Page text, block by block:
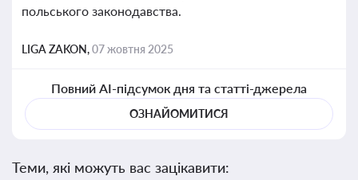
польського законодавства.
LIGA ZAKON,07 жовтня 2025
Повний AI-підсумок дня та статті-джерела
ОЗНАЙОМИТИСЯ
Теми, які можуть вас зацікавити: